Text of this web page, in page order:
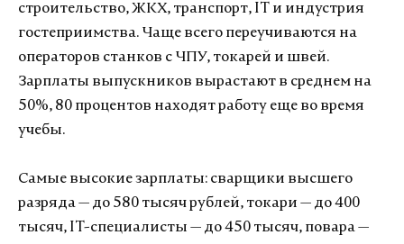
строительство, ЖКХ, транспорт, IT и индустрия
гостеприимства. Чаще всего переучиваются на
операторов станков с ЧПУ, токарей и швей.
Зарплаты выпускников вырастают в среднем на
50%, 80 процентов находят работу еще во время
учебы.
Самые высокие зарплаты: сварщики высшего
разряда — до 580 тысяч рублей, токари — до 400
тысяч, IT-специалисты — до 450 тысяч, повара —